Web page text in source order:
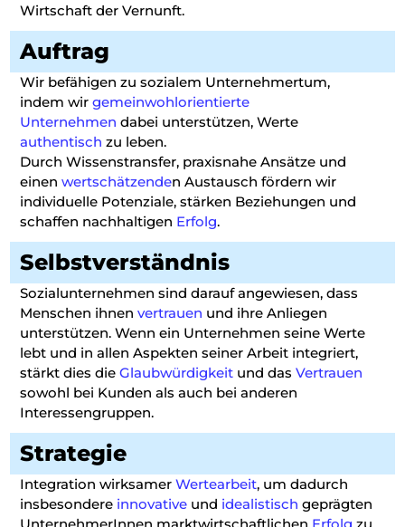
Wirtschaft der Vernunft.
Auftrag
Wir befähigen zu sozialem Unternehmertum,
indem wir gemeinwohlorientierte
Unternehmen dabei unterstützen, Werte
authentisch zu leben.
Durch Wissenstransfer, praxisnahe Ansätze und
einen wertschätzenden Austausch fördern wir
individuelle Potenziale, stärken Beziehungen und
schaffen nachhaltigen Erfolg.
Selbstverständnis
Sozialunternehmen sind darauf angewiesen, dass
Menschen ihnen vertrauen und ihre Anliegen
unterstützen. Wenn ein Unternehmen seine Werte
lebt und in allen Aspekten seiner Arbeit integriert,
stärkt dies die Glaubwürdigkeit und das Vertrauen
sowohl bei Kunden als auch bei anderen
Interessengruppen.
Strategie
Integration wirksamer Wertearbeit, um dadurch
insbesondere innovative und idealistisch geprägten
UnternehmerInnen marktwirtschaftlichen Erfolg zu